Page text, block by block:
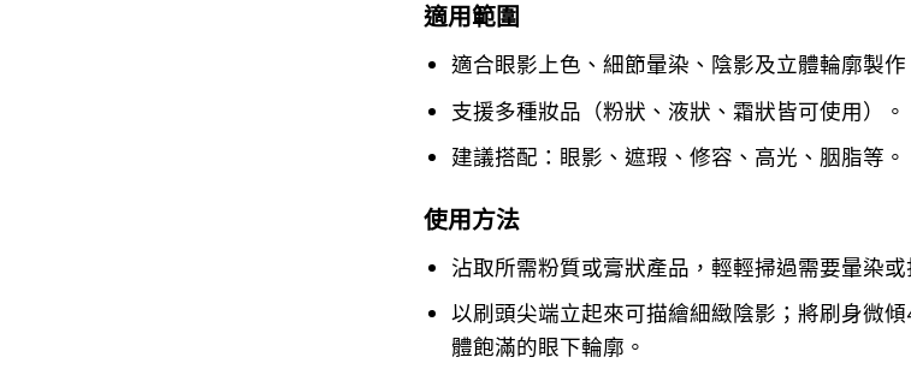
適用範圍
適合眼影上色、細節暈染、陰影及立體輪廓製作
支援多種妝品（粉狀、液狀、霜狀皆可使用）。
建議搭配：眼影、遮瑕、修容、高光、胭脂等。
使用方法
沾取所需粉質或膏狀產品，輕輕掃過需要暈染或
以刷頭尖端立起來可描繪細緻陰影；將刷身微
體飽滿的眼下輪廓。